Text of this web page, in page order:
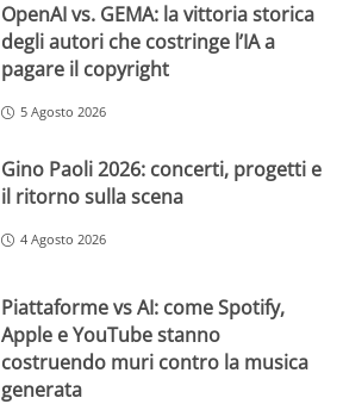
OpenAI vs. GEMA: la vittoria storica
degli autori che costringe l’IA a
pagare il copyright
5 Agosto 2026
Gino Paoli 2026: concerti, progetti e
il ritorno sulla scena
4 Agosto 2026
Piattaforme vs AI: come Spotify,
Apple e YouTube stanno
costruendo muri contro la musica
generata